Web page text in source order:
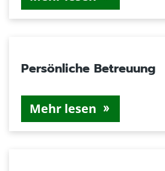
Persönliche Betreuung
Mehr lesen